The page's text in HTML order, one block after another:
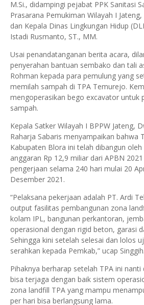
M.Si., didampingi pejabat PPK Sanitasi
Prasarana Pemukiman Wilayah I Jateng,
dan Kepala Dinas Lingkungan Hidup
Istadi Rusmanto, ST., MM.
Usai penandatanganan berita acara,
penyerahan bantuan sembako dan tali
Rohman kepada para pemulung yang
memilah sampah di TPA Temurejo.
mengoperasikan bego excavator untuk
sampah.
Kepala Satker Wilayah I BPPW Jateng,
Raharja Sabaris menyampaikan bahwa
Kabupaten Blora ini telah dibangun oleh
anggaran Rp 12,9 miliar dari APBN
pengerjaan selama 240 hari mulai 20
Desember 2021.
“Pelaksana pekerjaan adalah PT. Ardi
output fasilitas pembangunan zona
kolam IPL, bangunan perkantoran,
operasional dengan rigid beton, garasi
Sehingga kini setelah selesai dan lolos
serahkan kepada Pemkab,” ucap Singgih.
Pihaknya berharap setelah TPA ini
bisa terjaga dengan baik sistem
zona landfill TPA yang mampu
per hari bisa berlangsung lama.